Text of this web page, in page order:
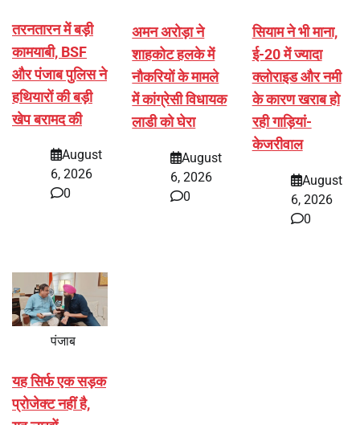
तरनतारन में बड़ी
कामयाबी, BSF
और पंजाब पुलिस ने
हथियारों की बड़ी
खेप बरामद की
August
6, 2026
0
अमन अरोड़ा ने
शाहकोट हलके में
नौकरियों के मामले
में कांग्रेसी विधायक
लाडी को घेरा
August
6, 2026
0
सियाम ने भी माना,
ई-20 में ज्यादा
क्लोराइड और नमी
के कारण खराब हो
रही गाड़ियां-
केजरीवाल
August
6, 2026
0
पंजाब
यह सिर्फ एक सड़क
प्रोजेक्ट नहीं है,